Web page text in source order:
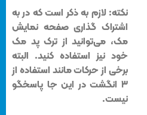
نکته: لازم به ذکر است که در به
اشتراک گذاری صفحه نمایش
مک، می‌توانید از ترک پد مک
خود نیز استفاده کنید. البته
برخی از حرکات مانند استفاده از
۳ انگشت در این جا پاسخگو
نیست.